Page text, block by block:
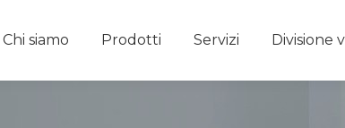
Chi siamo Prodotti Servizi Divisione